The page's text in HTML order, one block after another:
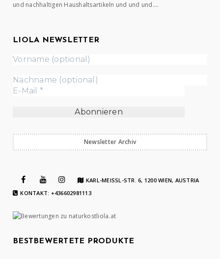
und nachhaltigen Haushaltsartikeln und und und….
LIOLA NEWSLETTER
Newsletter Archiv
KARL-MEISSL-STR. 6, 1200 WIEN, AUSTRIA
KONTAKT: +436602981113
BESTBEWERTETE PRODUKTE